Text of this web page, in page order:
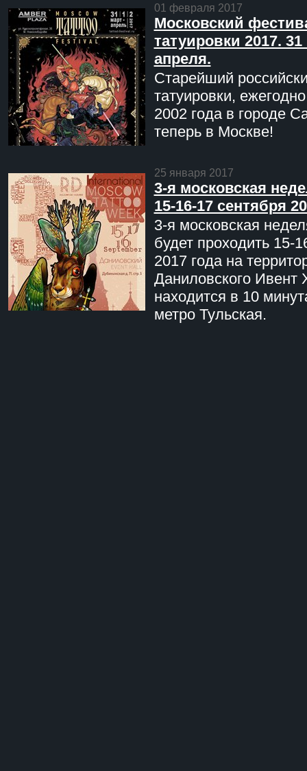
01 февраля 2017
Московский
татуировки 2017. 31
апреля.
Старейший
татуировки,
2002 года в городе
теперь в Москве!
25 января 2017
3-я московская
15-16-17 сентября
3-я московская
будет проходить 15-
2017 года на
Даниловского Ивент
находится в 10
метро Тульская.